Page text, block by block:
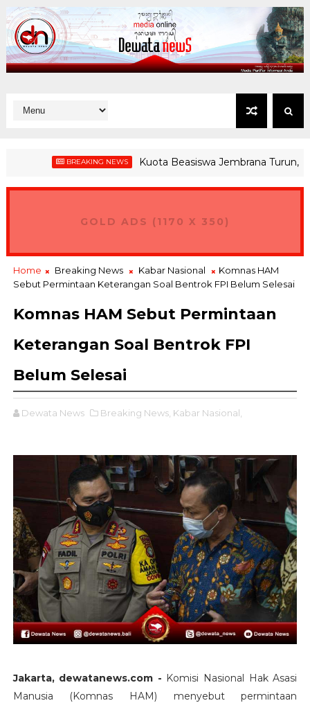
BREAKING NEWS Kuota Beasiswa Jembrana Turun,
GOLD ADS (1170 X 350)
Home Breaking News Kabar Nasional
Komnas HAM
Sebut Permintaan Keterangan Soal Bentrok FPI Belum Selesai
Komnas HAM Sebut Permintaan
Keterangan Soal Bentrok FPI
Belum Selesai
Dewata News Breaking News, Kabar Nasional,
Jakarta, dewatanews.com - Komisi Nasional Hak Asasi
Manusia (Komnas HAM) menyebut permintaan